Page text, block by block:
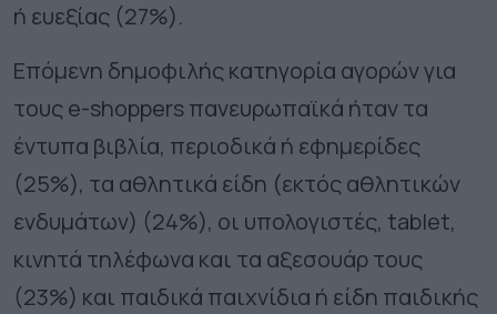
ή ευεξίας (27%).
Επόμενη δημοφιλής κατηγορία αγορών για
τους e-shoppers πανευρωπαϊκά ήταν τα
έντυπα βιβλία, περιοδικά ή εφημερίδες
(25%), τα αθλητικά είδη (εκτός αθλητικών
ενδυμάτων) (24%), οι υπολογιστές, tablet,
κινητά τηλέφωνα και τα αξεσουάρ τους
(23%) και παιδικά παιχνίδια ή είδη παιδικής